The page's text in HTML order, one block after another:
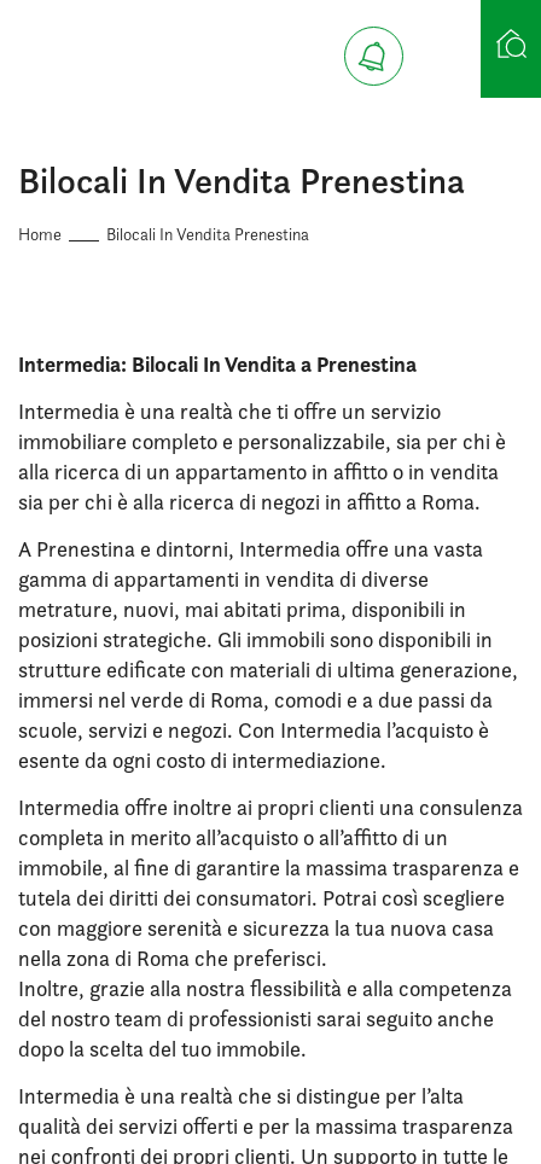
Bilocali In Vendita Prenestina
Home Bilocali In Vendita Prenestina
Intermedia: Bilocali In Vendita a Prenestina
Intermedia è una realtà che ti offre un servizio
immobiliare completo e personalizzabile, sia per chi è
alla ricerca di un appartamento in affitto o in vendita
sia per chi è alla ricerca di negozi in affitto a Roma.
A Prenestina e dintorni, Intermedia offre una vasta
gamma di appartamenti in vendita di diverse
metrature, nuovi, mai abitati prima, disponibili in
posizioni strategiche. Gli immobili sono disponibili in
strutture edificate con materiali di ultima generazione,
immersi nel verde di Roma, comodi e a due passi da
scuole, servizi e negozi. Con Intermedia l’acquisto è
esente da ogni costo di intermediazione.
Intermedia offre inoltre ai propri clienti una consulenza
completa in merito all’acquisto o all’affitto di un
immobile, al fine di garantire la massima trasparenza e
tutela dei diritti dei consumatori. Potrai così scegliere
con maggiore serenità e sicurezza la tua nuova casa
nella zona di Roma che preferisci.
Inoltre, grazie alla nostra flessibilità e alla competenza
del nostro team di professionisti sarai seguito anche
dopo la scelta del tuo immobile.
Intermedia è una realtà che si distingue per l’alta
qualità dei servizi offerti e per la massima trasparenza
nei confronti dei propri clienti. Un supporto in tutte le